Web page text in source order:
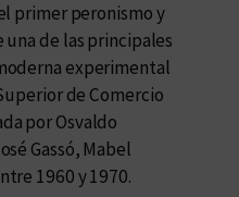
primer peronismo y
de las principales
experimental
de Comercio
por Osvaldo
Gassó, Mabel
1960 y 1970.